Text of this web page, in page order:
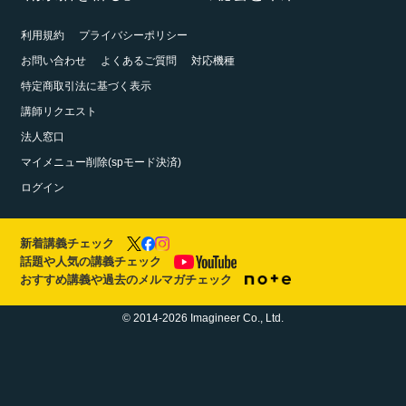
利用規約
プライバシーポリシー
お問い合わせ
よくあるご質問
対応機種
特定商取引法に基づく表示
講師リクエスト
法人窓口
マイメニュー削除(spモード決済)
ログイン
新着講義チェック
話題や人気の講義チェック
おすすめ講義や過去のメルマガチェック
© 2014-2026 Imagineer Co., Ltd.